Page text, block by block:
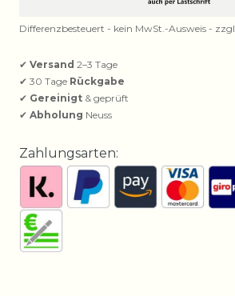
Differenzbesteuert - kein MwSt.-Ausweis - zzgl.
✔ Versand 2–3 Tage
✔ 30 Tage Rückgabe
✔ Gereinigt & geprüft
✔ Abholung Neuss
Zahlungsarten: